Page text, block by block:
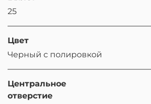
25
Цвет
Черный с полировкой
Центральное
отверстие